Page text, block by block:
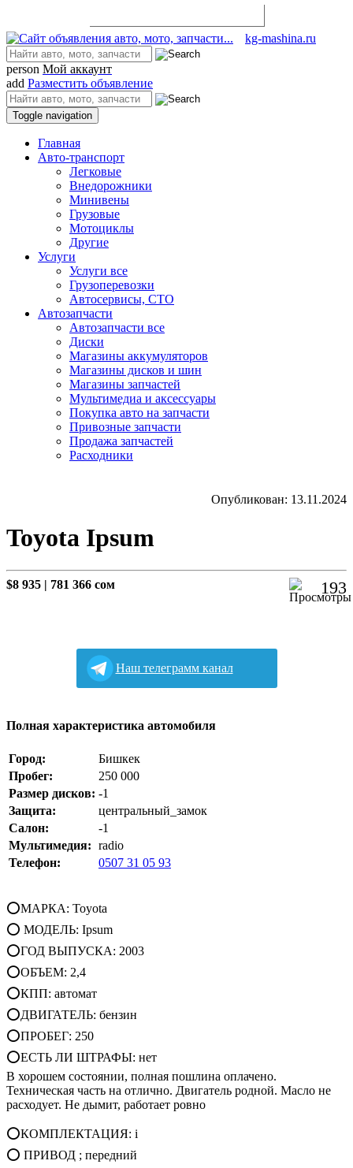
kg-mashina.ru
person Мой аккаунт
add Разместить объявление
Toggle navigation
Главная
Авто-транспорт
Легковые
Внедорожники
Минивены
Грузовые
Мотоциклы
Другие
Услуги
Услуги все
Грузоперевозки
Автосервисы, СТО
Автозапчасти
Автозапчасти все
Диски
Магазины аккумуляторов
Магазины дисков и шин
Магазины запчастей
Мультимедиа и аксессуары
Покупка авто на запчасти
Привозные запчасти
Продажа запчастей
Расходники
Опубликован: 13.11.2024
Toyota Ipsum
$8 935 | 781 366 сом 193
Наш телеграмм канал
Полная характеристика автомобиля
Город:
Бишкек
Пробег:
250 000
Размер дисков: -1
Защита:
центральный_замок
Салон:
-1
Мультимедия: radio
Телефон:
0507 31 05 93
⭕МАРКА: Toyota
⭕ МОДЕЛЬ: Ipsum
⭕ГОД ВЫПУСКА: 2003
⭕ОБЪЕМ: 2,4
⭕КПП: автомат
⭕ДВИГАТЕЛЬ: бензин
⭕ПРОБЕГ: 250
⭕ЕСТЬ ЛИ ШТРАФЫ: нет
В хорошем состоянии, полная пошлина оплачено.
Техническая часть на отлично. Двигатель родной. Масло не
расходует. Не дымит, работает ровно
⭕КОМПЛЕКТАЦИЯ: i
⭕ ПРИВОД ; передний